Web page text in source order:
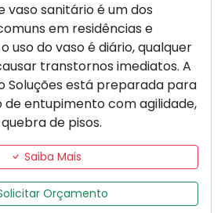
vaso sanitário é um dos
em residências e
uso do vaso é diário, qualquer
transtornos imediatos. A
Soluções está preparada para
de entupimento com agilidade,
de pisos.
Saiba Mais
Orçamento